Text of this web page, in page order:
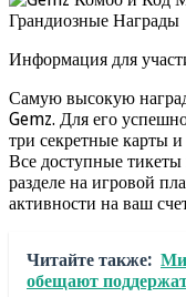
Информация для
Самую высокую
Gemz. Для его
три секретные карты
Все доступные
разделе на игровой
активности на ваш
Читайте также:
обещают